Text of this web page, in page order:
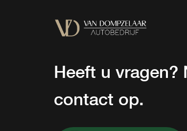
Heeft u vragen?
contact op.